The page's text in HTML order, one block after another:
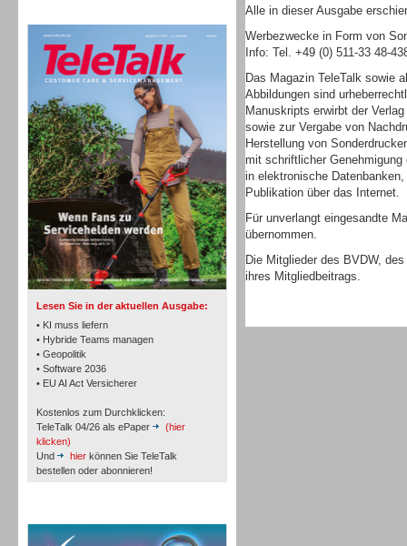
Lesen Sie in der aktuellen Ausgabe:
• KI muss liefern
• Hybride Teams managen
• Geopolitik
• Software 2036
• EU AI Act Versicherer
Kostenlos zum Durchklicken:
TeleTalk 04/26 als ePaper
(hier
klicken)
Und
hier können Sie TeleTalk
bestellen oder abonnieren!
TK- und ACD-Systeme
Workforce-Management
Alle in dieser Ausgabe
Werbezwecke in Form von
Info: Tel. +49 (0) 511-33 48-
Das Magazin TeleTalk sowie
Abbildungen sind
Manuskripts erwirbt der
sowie zur Vergabe von
Herstellung von
mit schriftlicher
in elektronische
Publikation über das Internet.
Für unverlangt eingesandte
übernommen.
Die Mitglieder des BVDW,
ihres Mitgliedbeitrags.